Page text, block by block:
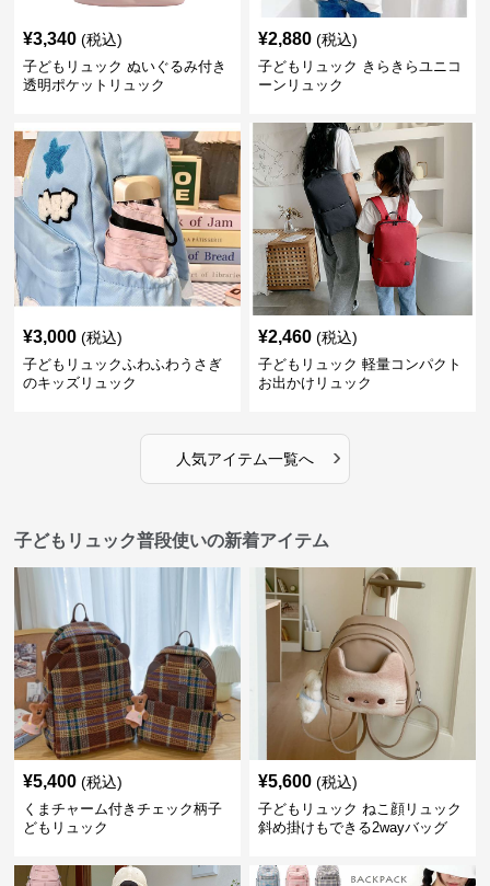
¥3,340 (税込)
子どもリュック ぬいぐるみ付き
透明ポケットリュック
¥2,880 (税込)
子どもリュック きらきらユニコ
ーンリュック
¥3,000 (税込)
子どもリュックふわふわうさぎ
のキッズリュック
¥2,460 (税込)
子どもリュック 軽量コンパクト
お出かけリュック
人気アイテム一覧へ ›
子どもリュック普段使いの新着アイテム
¥5,400 (税込)
くまチャーム付きチェック柄子
どもリュック
¥5,600 (税込)
子どもリュック ねこ顔リュック
斜め掛けもできる2wayバッグ